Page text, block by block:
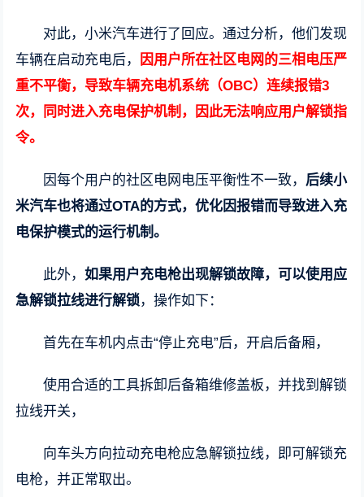
对此，小米汽车进行了回应。通过分析，他们发现
车辆在启动充电后，
因用户所在社区电网的三相电压严
重不平衡，导致车辆充电机系统（OBC）连续报错3
次，同时进入充电保护机制，因此无法响应用户解锁指
令。
因每个用户的社区电网电压平衡性不一致， 后续小
米汽车也将通过OTA的方式，优化因报错而导致进入充
电保护模式的运行机制。
此外，如果用户充电枪出现解锁故障，可以使用应
急解锁拉线进行解锁，操作如下：
首先在车机内点击“停止充电”后，开启后备厢，
使用合适的工具拆卸后备箱维修盖板，并找到解锁
拉线开关，
向车头方向拉动充电枪应急解锁拉线，即可解锁充
电枪，并正常取出。